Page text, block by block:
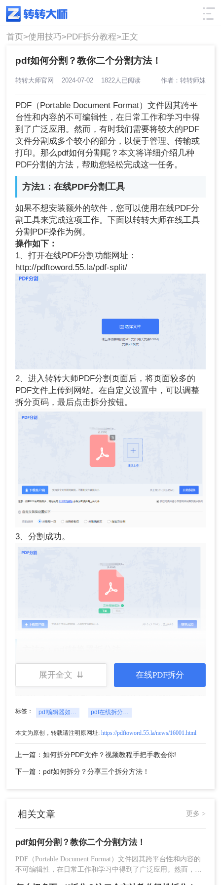
使用技巧 筛选
首页>使用技巧>PDF拆分教程>正文
pdf如何分割？教你二个分割方法！
转转大师官网 2024-07-02 1822人已阅读 作者：转转师妹
PDF（Portable Document Format）文件因其跨平
台性和内容的不可编辑性，在日常工作和学习中得
到了广泛应用。然而，有时我们需要将较大的PDF
文件分割成多个较小的部分，以便于管理、传输或
打印。那么pdf如何分割呢？本文将详细介绍几种
PDF分割的方法，帮助您轻松完成这一任务。
方法1：在线PDF分割工具
如果不想安装额外的软件，您可以使用在线PDF分
割工具来完成这项工作。下面以转转大师在线工具
分割PDF操作为例。
操作如下：
1、打开在线PDF分割功能网址：
http://pdftoword.55.la/pdf-split/
2、进入转转大师PDF分割页面后，将页面较多的
PDF文件上传到网站。在自定义设置中，可以调整
拆分页码，最后点击拆分按钮。
3、分割成功。
转转大师PDF转换器是一款功能强大、界面简洁、
能够对PDF进行分割、合并、压缩等操作，文件转
换种类丰富，功能也非常多。
操作如下：
上面的功能栏中找到[PDF操作]，可以看到它不仅支
持[PDF分割]功能，还支持[ PDF合并
展开全文 ⇊ 在线PDF拆分
标签： pdf编辑器如何分割 pdf在线拆分工具
本文为原创，转载请注明原网址: https://pdftoword.55.la/news/16001.html
上一篇：如何拆分PDF文件？视频教程手把手教会你!
下一篇：pdf如何拆分？分享三个拆分方法！
相关文章 更多 >
pdf如何分割？教你二个分割方法！
PDF（Portable Document Format）文件因其跨平台性和内容的
不可编辑性，在日常工作和学习中得到了广泛应用。然而，有